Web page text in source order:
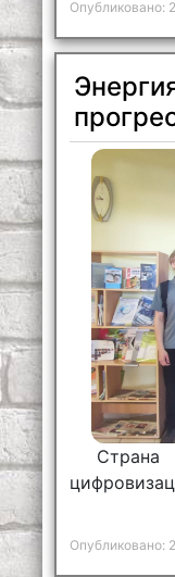
Опубликовано:
Опубликовано: